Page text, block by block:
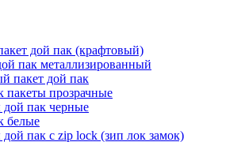
дой пак (крафтовый)
пак металлизированный
пакет дой пак
пакеты прозрачные
пак черные
белые
пак с zip lock (зип лок замок)